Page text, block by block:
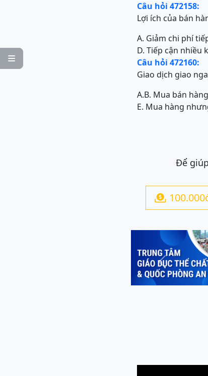

Câu hỏi 472158:
Lợi ích của bán
A. Giảm chi phí
D. Tiếp cận nhiều
Câu hỏi 472160:
Giao dịch giao
A.B. Mua bán
E. Mua hàng
Để

Previous